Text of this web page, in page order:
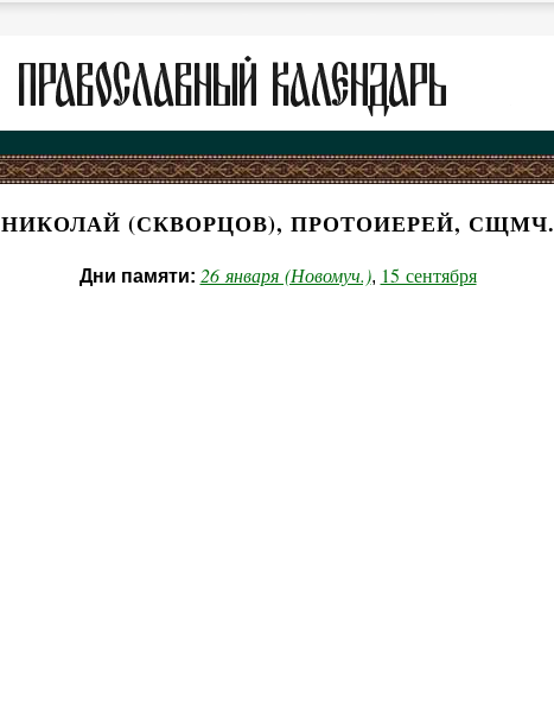
НИКОЛАЙ (СКВОРЦОВ), ПРОТОИЕРЕЙ, СЩМЧ.
Дни памяти: 26 января (Новомуч.), 15 сентября